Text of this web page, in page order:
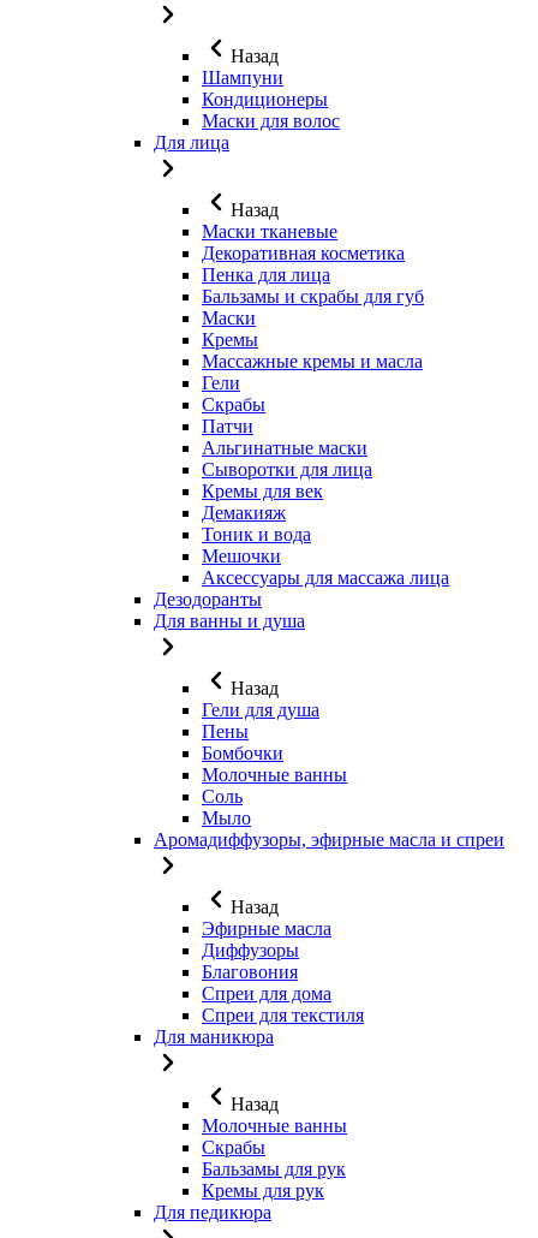
Назад
Шампуни
Кондиционеры
Маски для волос
Для лица
Назад
Маски тканевые
Декоративная косметика
Пенка для лица
Бальзамы и скрабы для губ
Маски
Кремы
Массажные кремы и масла
Гели
Скрабы
Патчи
Альгинатные маски
Сыворотки для лица
Кремы для век
Демакияж
Тоник и вода
Мешочки
Аксессуары для массажа лица
Дезодоранты
Для ванны и душа
Назад
Гели для душа
Пены
Бомбочки
Молочные ванны
Соль
Мыло
Аромадиффузоры, эфирные масла и спреи
Назад
Эфирные масла
Диффузоры
Благовония
Спреи для дома
Спреи для текстиля
Для маникюра
Назад
Молочные ванны
Скрабы
Бальзамы для рук
Кремы для рук
Для педикюра